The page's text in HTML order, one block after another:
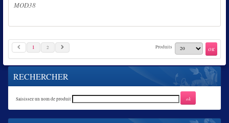
MOD38
1 2 Produits
RECHERCHER
Saisissez un nom de produit